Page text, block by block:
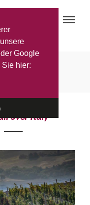
Google
hier:
over Italy